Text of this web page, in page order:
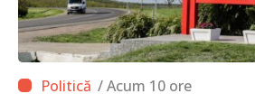
/ Acum 10 ore